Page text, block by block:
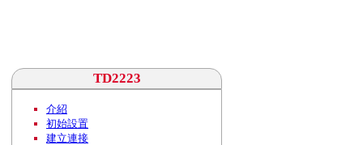
TD2223
介紹
初始設置
建立連接